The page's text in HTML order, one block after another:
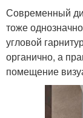
Современный
тоже
угловой
органично, а
помещение